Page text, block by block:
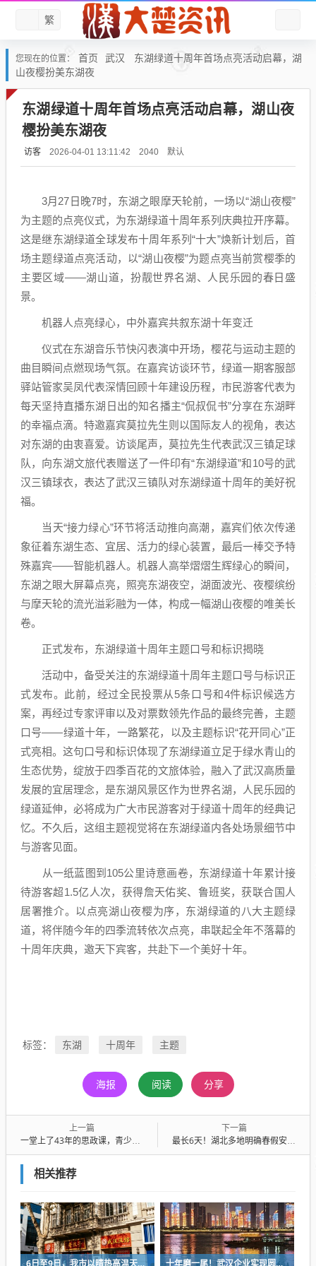
繁
您现在的位置： 首页 武汉
东湖绿道十周年首场点亮活动启幕，湖
山夜樱扮美东湖夜
东湖绿道十周年首场点亮活动启幕，湖山夜
樱扮美东湖夜
访客 2026-04-01 13:11:42 2040 默认
3月27日晚7时，东湖之眼摩天轮前，一场以“湖山夜樱”
为主题的点亮仪式，为东湖绿道十周年系列庆典拉开序幕。
这是继东湖绿道全球发布十周年系列“十大”焕新计划后，首
场主题绿道点亮活动，以“湖山夜樱”为题点亮当前赏樱季的
主要区域——湖山道，扮靓世界名湖、人民乐园的春日盛
景。
机器人点亮绿心，中外嘉宾共叙东湖十年变迁
仪式在东湖音乐节快闪表演中开场，樱花与运动主题的
曲目瞬间点燃现场气氛。在嘉宾访谈环节，绿道一期客服部
驿站管家吴凤代表深情回顾十年建设历程，市民游客代表为
每天坚持直播东湖日出的知名播主“侃叔侃书”分享在东湖畔
的幸福点滴。特邀嘉宾莫拉先生则以国际友人的视角，表达
对东湖的由衷喜爱。访谈尾声，莫拉先生代表武汉三镇足球
队，向东湖文旅代表赠送了一件印有“东湖绿道”和10号的武
汉三镇球衣，表达了武汉三镇队对东湖绿道十周年的美好祝
福。
当天“接力绿心”环节将活动推向高潮，嘉宾们依次传递
象征着东湖生态、宜居、活力的绿心装置，最后一棒交予特
殊嘉宾——智能机器人。机器人高举熠熠生辉绿心的瞬间，
东湖之眼大屏幕点亮，照亮东湖夜空，湖面波光、夜樱缤纷
与摩天轮的流光溢彩融为一体，构成一幅湖山夜樱的唯美长
卷。
正式发布，东湖绿道十周年主题口号和标识揭晓
活动中，备受关注的东湖绿道十周年主题口号与标识正
式发布。此前，经过全民投票从5条口号和4件标识候选方
案，再经过专家评审以及对票数领先作品的最终完善，主题
口号——绿道十年，一路繁花，以及主题标识“花开同心”正
式亮相。这句口号和标识体现了东湖绿道立足于绿水青山的
生态优势，绽放于四季百花的文旅体验，融入了武汉高质量
发展的宜居理念，是东湖风景区作为世界名湖，人民乐园的
绿道延伸，必将成为广大市民游客对于绿道十周年的经典记
忆。不久后，这组主题视觉将在东湖绿道内各处场景细节中
与游客见面。
从一纸蓝图到105公里诗意画卷，东湖绿道十年累计接
待游客超1.5亿人次，获得詹天佑奖、鲁班奖，获联合国人
居署推介。以点亮湖山夜樱为序，东湖绿道的八大主题绿
道，将伴随今年的四季流转依次点亮，串联起全年不落幕的
十周年庆典，邀天下宾客，共赴下一个美好十年。
标签： 东湖 十周年 主题
海报 阅读 分享
上一篇
一堂上了43年的思政课，青少年徒步7公里为向警予烈士扫墓
下一篇
最长6天！湖北多地明确春假安排，景区推出系列优惠
相关推荐
6日至9日，我市以晴热高温天气为主 十年磨一尾！武汉企业实现圆口铜鱼规模化繁育